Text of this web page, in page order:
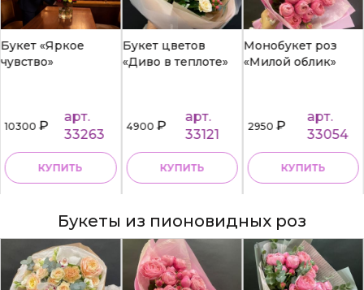
Букет «Яркое
чувство»
10300₽
арт.
33263
КУПИТЬ
Букет цветов
«Диво в теплоте»
4900₽
арт.
33121
КУПИТЬ
Монобукет роз
«Милой облик»
2950₽
арт.
33054
КУПИТЬ
Букеты из пионовидных роз